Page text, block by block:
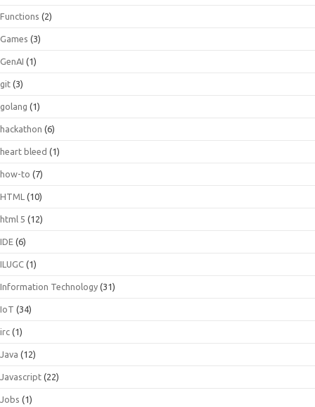
Functions (2)
Games (3)
GenAI (1)
git (3)
golang (1)
hackathon (6)
heart bleed (1)
how-to (7)
HTML (10)
html 5 (12)
IDE (6)
ILUGC (1)
Information Technology (31)
IoT (34)
irc (1)
Java (12)
Javascript (22)
Jobs (1)